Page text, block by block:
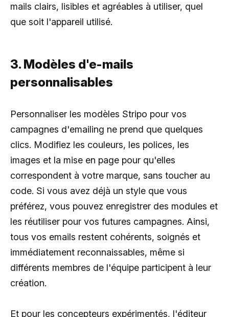
mails clairs, lisibles et agréables à utiliser, quel
que soit l'appareil utilisé.
3. Modèles d'e-mails
personnalisables
Personnaliser les modèles Stripo pour vos
campagnes d'emailing ne prend que quelques
clics. Modifiez les couleurs, les polices, les
images et la mise en page pour qu'elles
correspondent à votre marque, sans toucher au
code. Si vous avez déjà un style que vous
préférez, vous pouvez enregistrer des modules et
les réutiliser pour vos futures campagnes. Ainsi,
tous vos emails restent cohérents, soignés et
immédiatement reconnaissables, même si
différents membres de l'équipe participent à leur
création.
Et pour les concepteurs expérimentés, l'éditeur